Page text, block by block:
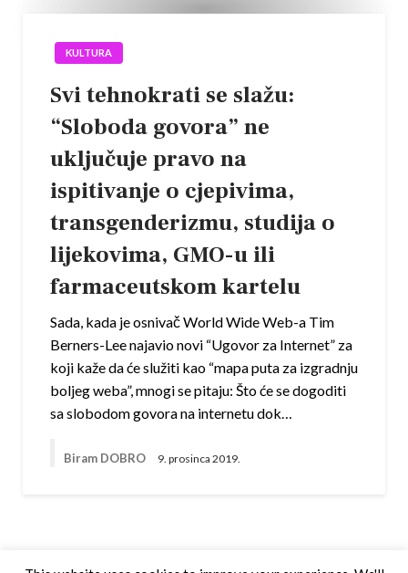
KULTURA
Svi tehnokrati se slažu:
“Sloboda govora” ne
uključuje pravo na
ispitivanje o cjepivima,
transgenderizmu, studija o
lijekovima, GMO-u ili
farmaceutskom kartelu
Sada, kada je osnivač World Wide Web-a Tim
Berners-Lee najavio novi “Ugovor za Internet” za
koji kaže da će služiti kao “mapa puta za izgradnju
boljeg weba”, mnogi se pitaju: Što će se dogoditi
sa slobodom govora na internetu dok…
Biram DOBRO 9. prosinca 2019.